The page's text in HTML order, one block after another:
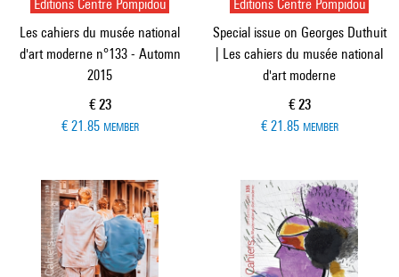
Editions Centre Pompidou
Les cahiers du musée national
d'art moderne n°133 - Automn
2015
Current price
€ 23
€ 21.85 MEMBER
Editions Centre Pompidou
Special issue on Georges Duthuit
| Les cahiers du musée national
d'art moderne
Current price
€ 23
€ 21.85 MEMBER